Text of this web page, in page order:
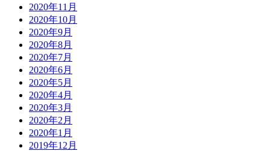
2020年11月
2020年10月
2020年9月
2020年8月
2020年7月
2020年6月
2020年5月
2020年4月
2020年3月
2020年2月
2020年1月
2019年12月